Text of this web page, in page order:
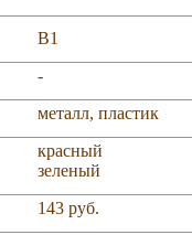
B1
-
металл, пластик
красный
зеленый
143 руб.